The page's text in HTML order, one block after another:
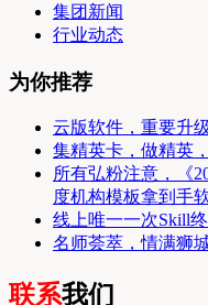
集团新闻
行业动态
为你推荐
云版软件，重要升
集精英卡，做精英
所有弘粉注意，《
度机构模板拿到手软
线上唯一一次Skill
名师荟萃，情满狮
联系我们